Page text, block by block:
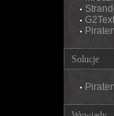
Solucje